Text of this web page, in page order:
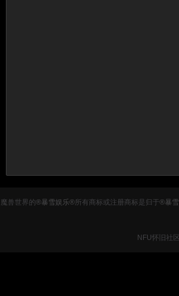
魔兽世界的®暴雪娱乐®所有商标或注册商标是归于®暴
NFU怀旧社